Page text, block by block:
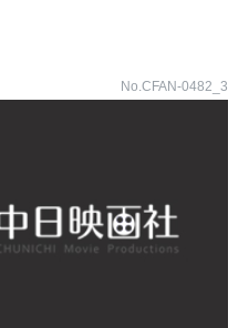
No.CFAN-0482_3